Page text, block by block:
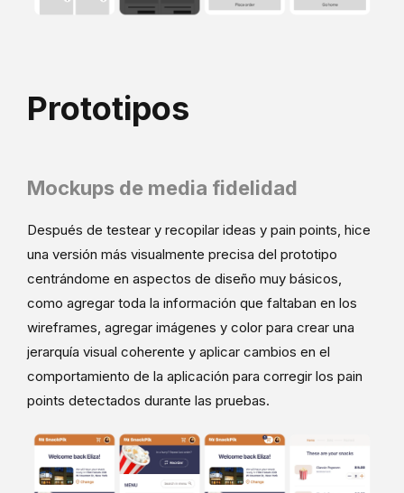
Prototipos
Mockups de media fidelidad
Después de testear y recopilar ideas y pain points, hice
una versión más visualmente precisa del prototipo
centrándome en aspectos de diseño muy básicos,
como agregar toda la información que faltaban en los
wireframes, agregar imágenes y color para crear una
jerarquía visual coherente y aplicar cambios en el
comportamiento de la aplicación para corregir los pain
points detectados durante las pruebas.